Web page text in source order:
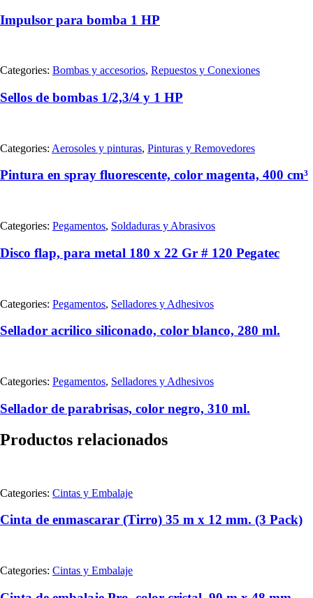
Impulsor para bomba 1 HP
Categories: Bombas y accesorios, Repuestos y Conexiones
Sellos de bombas 1/2,3/4 y 1 HP
Categories: Aerosoles y pinturas, Pinturas y Removedores
Pintura en spray fluorescente, color magenta, 400 cm³
Categories: Pegamentos, Soldaduras y Abrasivos
Disco flap, para metal 180 x 22 Gr # 120 Pegatec
Categories: Pegamentos, Selladores y Adhesivos
Sellador acrilico siliconado, color blanco, 280 ml.
Categories: Pegamentos, Selladores y Adhesivos
Sellador de parabrisas, color negro, 310 ml.
Productos relacionados
Categories: Cintas y Embalaje
Cinta de enmascarar (Tirro) 35 m x 12 mm. (3 Pack)
Categories: Cintas y Embalaje